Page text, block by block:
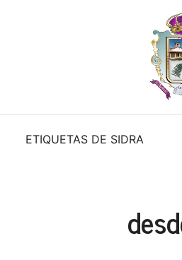
ETIQUETAS DE SIDRA